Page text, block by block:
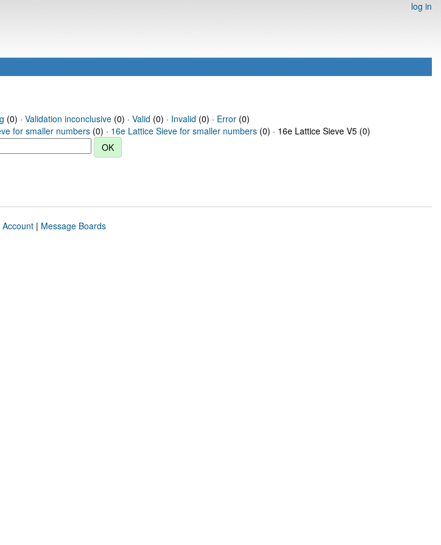
log in
(0) · Validation inconclusive(0) · Valid (0) · Invalid (0) · Error(0)
for smaller numbers (0) · 16e Lattice Sieve for smaller numbers (0) · 16e Lattice Sieve V5 (0)
Account| Message Boards